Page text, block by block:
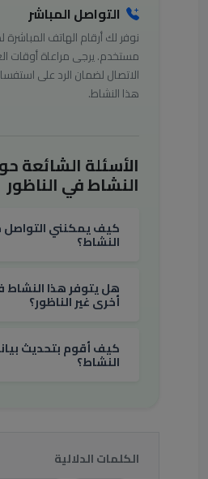
التواصل المباشر
نوفر لك أرقام الهاتف
مستخدم. يرجى مراعاة أوقات
الاتصال لضمان الرد على
هذا النشاط.
الأسئلة الشائعة
النشاط في الناظور
كيف يمكنني التواصل
النشاط؟
هل يتوفر هذا
أخرى غير الناظور؟
كيف أقوم بتحديث
النشاط؟
الكلمات الدلالية